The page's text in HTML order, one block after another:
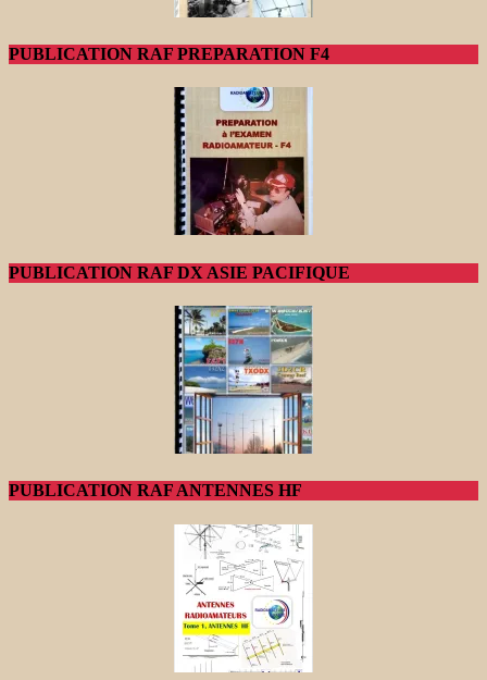
PUBLICATION RAF PREPARATION F4
PUBLICATION RAF DX ASIE PACIFIQUE
PUBLICATION RAF ANTENNES HF